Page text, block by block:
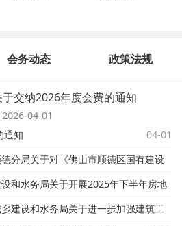
会务动态 政策法规
于交纳2026年度会费的通知
2026-04-01
通知
04-01
分局关于对《佛山市顺德区国有建设
竞争审查征求公众意见的公告【佛自
11-28
和水务局关于开展2025年下半年房地
08-28
建设和水务局关于进一步加强建筑工